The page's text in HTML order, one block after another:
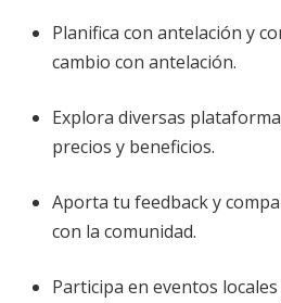
Planifica con antelación y
cambio con antelación.
Explora diversas
precios y beneficios.
Aporta tu feedback y
con la comunidad.
Participa en eventos